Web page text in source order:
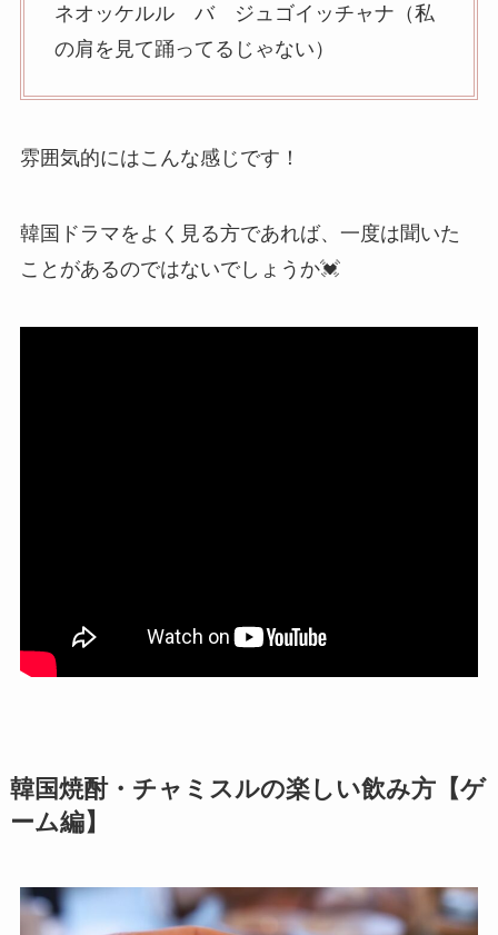
ネオッケルル バ ジュゴイッチャナ（私
の肩を見て踊ってるじゃない）
雰囲気的にはこんな感じです！
韓国ドラマをよく見る方であれば、一度は聞いた
ことがあるのではないでしょうか💓
韓国焼酎・チャミスルの楽しい飲み方【ゲ
ーム編】